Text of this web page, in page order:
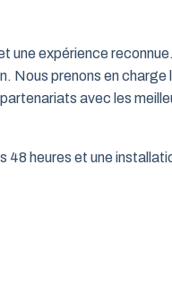
une expérience
prenons en
avec les
heures et une